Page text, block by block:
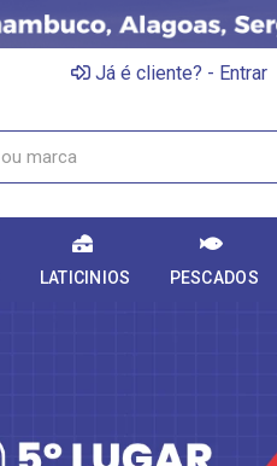
Já é cliente? - Entrar
LATICINIOS PESCADOS